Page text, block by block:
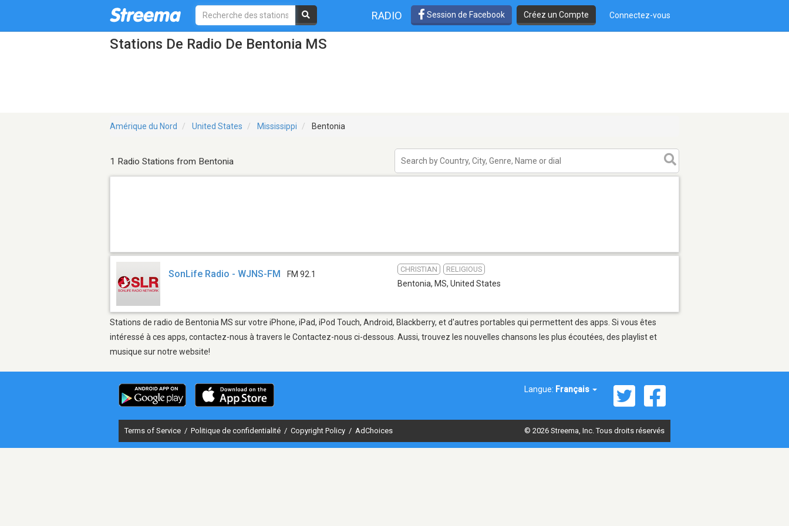
RADIO Session de Facebook Créez un Compte Connectez-vous
Stations De Radio De Bentonia MS
Amérique du Nord United States Mississippi Bentonia
1 Radio Stations from Bentonia
SonLife Radio - WJNS-FM FM 92.1
CHRISTIAN RELIGIOUS
Bentonia, MS, United States
Stations de radio de Bentonia MS sur votre iPhone, iPad, iPod Touch, Android, Blackberry, et d'autres portables qui permettent des apps. Si vous êtes
intéressé à ces apps, contactez-nous à travers le Contactez-nous ci-dessous. Aussi, trouvez les nouvelles chansons les plus écoutées, des playlist et
musique sur notre website!
Langue: Français
Terms of Service / Politique de confidentialité / Copyright Policy / AdChoices © 2026 Streema, Inc. Tous droits réservés